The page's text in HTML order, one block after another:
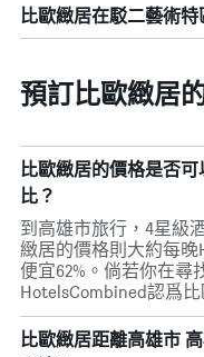
比歐緻居在駁二藝術特
預訂比歐緻居
比歐緻居的價格是否
比？
到高雄市旅行，4星級
緻居的價格則大約每晚
便宜62%。倘若你在尋
HotelsCombined認爲
比歐緻居距離高雄市